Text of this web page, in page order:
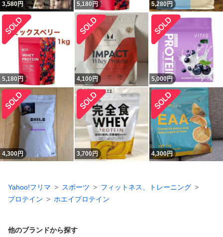
3,580円 5,180 円 5,280円
5,180 円 4,100円 5,000円
4,300円 3,700円 4,300円
Yahoo!フリマ スポーツ
フィットネス、トレーニング
プロテイン
ホエイプロテイン
他のブランドから探す